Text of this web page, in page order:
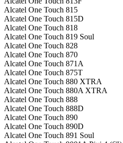
Alcatel One Touch 815
Alcatel One Touch 815D
Alcatel One Touch 818
Alcatel One Touch 819 Soul
Alcatel One Touch 828
Alcatel One Touch 870
Alcatel One Touch 871A
Alcatel One Touch 875T
Alcatel One Touch 880 XTRA
Alcatel One Touch 880A XTRA
Alcatel One Touch 888
Alcatel One Touch 888D
Alcatel One Touch 890
Alcatel One Touch 890D
Alcatel One Touch 891 Soul